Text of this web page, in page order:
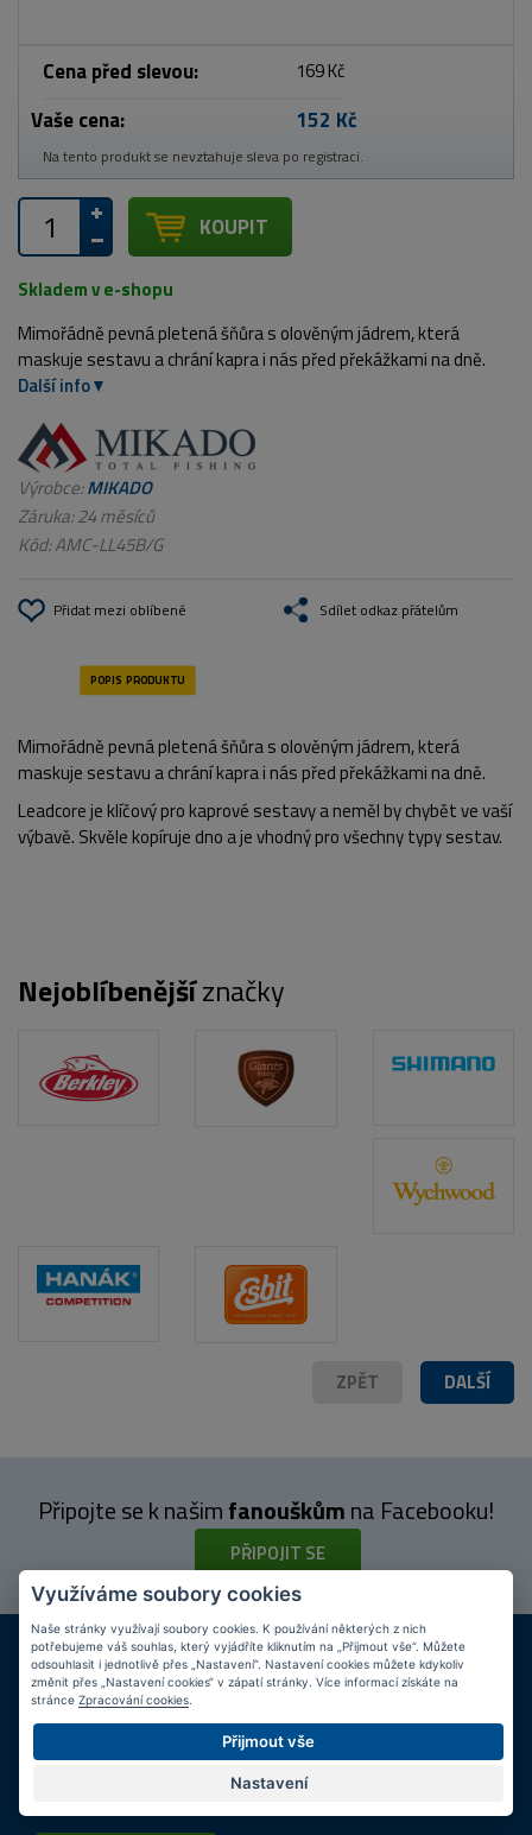
Cena před slevou: 169 Kč
Vaše cena: 152 Kč
Na tento produkt se nevztahuje sleva po registraci.
KOUPIT
Skladem v e-shopu
Mimořádně pevná pletená šňůra s olověným jádrem, která
maskuje sestavu a chrání kapra i nás před překážkami na dně.
Další info
Výrobce:MIKADO
Záruka: 24 měsíců
Kód:AMC-LL45B/G
Přidat mezi oblíbené Sdílet odkaz přátelům
Mimořádně pevná pletená šňůra s olověným jádrem, která
maskuje sestavu a chrání kapra i nás před překážkami na dně.
Leadcore je klíčový pro kaprové sestavy a neměl by chybět ve vaší
výbavě. Skvěle kopíruje dno a je vhodný pro všechny typy sestav.
Nejoblíbenějšíznačky
DALŠÍ
ZPĚT
Připojte se k našimfanouškůmna Facebooku!
PŘIPOJIT SE
DOPRAVA ZDARMA
Při nákupu nad 2 000 Kč
KAMENNÉ PRODEJNY
Jsme na trhu více než 10 let
Tipyk nákupu
Napište nám svůj e-mail a my vás budeme informovat
Využíváme soubory cookies
Naše stránky využívají soubory cookies. K používání některých z nich
potřebujeme váš souhlas, který vyjádříte kliknutím na „Přijmout vše“. Můžete
odsouhlasit i jednotlivě přes „Nastavení“. Nastavení cookies můžete kdykoliv
změnit přes „Nastavení cookies“ v zápatí stránky. Více informací získáte na
stránce Zpracování cookies
Přijmout vše
Nastavení